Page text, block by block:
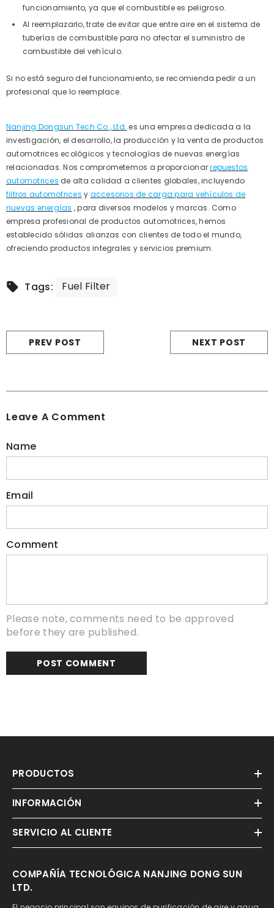
funcionamiento, ya que el combustible es peligroso.
Al reemplazarlo, trate de evitar que entre aire en el sistema de
tuberías de combustible para no afectar el suministro de
combustible del vehículo.
Si no está seguro del funcionamiento, se recomienda pedir a un
profesional que lo reemplace.
Nanjing Dongsun Tech Co., Ltd. es una empresa dedicada a la
investigación, el desarrollo, la producción y la venta de productos
automotrices ecológicos y tecnologías de nuevas energías
relacionadas. Nos comprometemos a proporcionarrepuestos
automotrices de alta calidad a clientes globales, incluyendo
filtros automotrices y accesorios de carga para vehículos de
nuevas energías , para diversos modelos y marcas. Como
empresa profesional de productos automotrices, hemos
establecido sólidas alianzas con clientes de todo el mundo,
ofreciendo productos integrales y servicios premium.
Tags: Fuel Filter
PREV POST NEXT POST
Leave A Comment
Name
Email
Comment
Please note, comments need to be approved
before they are published.
PRODUCTOS
INFORMACIÓN
SERVICIO AL CLIENTE
COMPAÑÍA TECNOLÓGICA NANJING DONG SUN
LTD.